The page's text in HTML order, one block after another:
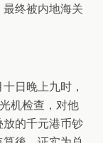
终被内地海关
日晚上九时，
机检查，对他
的千元港币钞